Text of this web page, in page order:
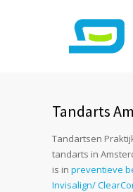
Tandarts
Tandartsen
tandarts in
is in preventieve
Invisalign/